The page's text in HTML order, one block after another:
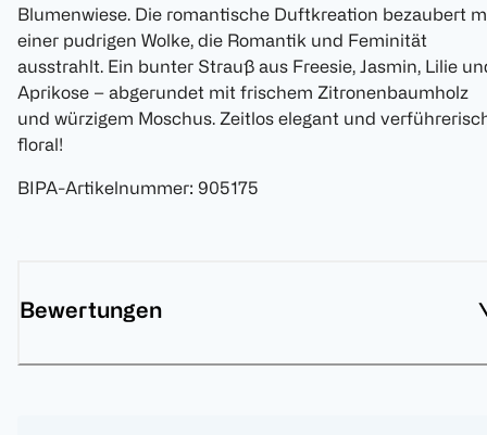
Blumenwiese. Die romantische Duftkreation bezaubert
einer pudrigen Wolke, die Romantik und Feminität
ausstrahlt. Ein bunter Strauß aus Freesie, Jasmin, Lilie
Aprikose – abgerundet mit frischem Zitronenbaumholz
und würzigem Moschus. Zeitlos elegant und
floral!
BIPA-Artikelnummer: 905175
Bewertungen